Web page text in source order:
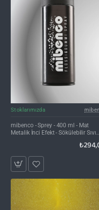
Stoklarımızda
mibenco - Sprey - 400 ml - Mat
Metalik İnci Efekt - Sökülebilir Sıvı